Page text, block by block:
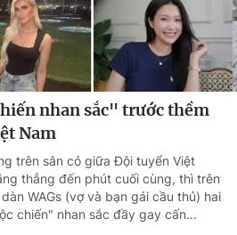
nhan sắc" trước thềm
Nam
trên sân cỏ giữa Đội tuyển Việt
thẳng đến phút cuối cùng, thì trên
WAGs (vợ và bạn gái cầu thủ) hai
chiến" nhan sắc đầy gay cấn...